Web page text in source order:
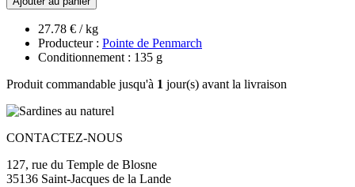
27.78 € / kg
Producteur : Pointe de Penmarch
Conditionnement : 135 g
Produit commandable jusqu'à 1 jour(s) avant la livraison
CONTACTEZ-NOUS
127, rue du Temple de Blosne
35136 Saint-Jacques de la Lande